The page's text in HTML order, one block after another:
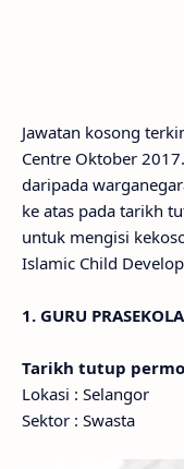
Jawatan kosong
Centre Oktober
daripada
ke atas pada tarikh
untuk mengisi
Islamic Child
1. GURU
Tarikh tutup
Lokasi : Selangor
Sektor : Swasta